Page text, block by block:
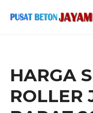
HARGA
ROLLER